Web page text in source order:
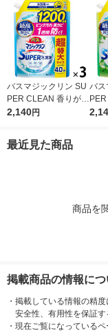
バスマジックリン SU
PER CLEAN 香りが残
らない 詰め替え 超特
2,140円
バス
ハー
最近見た商品
商品を
掲載商品の情報につ
・ 掲載している情報の精度
安全性、有用性を保証す
・ 現在ご覧になっている